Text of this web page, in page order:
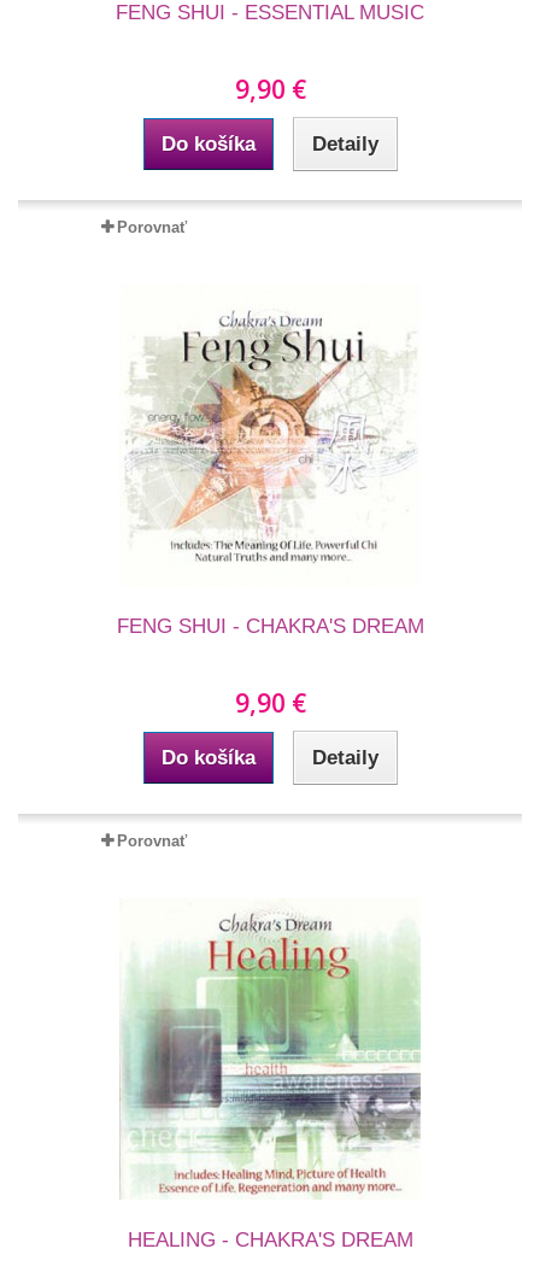
FENG SHUI - ESSENTIAL MUSIC
9,90 €
Do košíka Detaily
Porovnať
FENG SHUI - CHAKRA'S DREAM
9,90 €
Do košíka Detaily
Porovnať
HEALING - CHAKRA'S DREAM